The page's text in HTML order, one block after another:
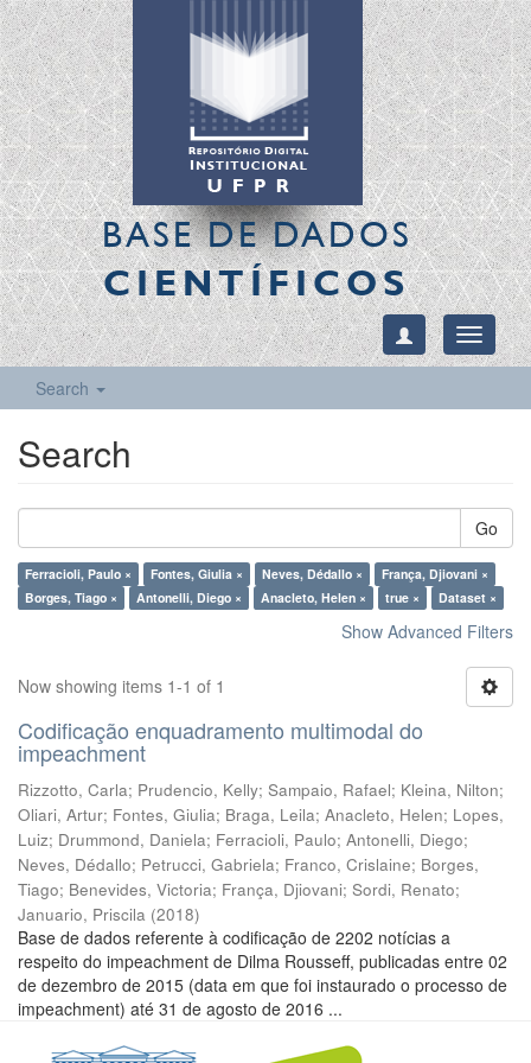
BASE DE DADOS
CIENTÍFICOS
Toggle
Search
Search
Go
Ferracioli, Paulo × Fontes, Giulia × Neves, Dédallo ×
França, Djiovani ×
Borges, Tiago ×
Antonelli, Diego × Anacleto, Helen × true × Dataset ×
Show Advanced Filters
Now showing items 1-1 of 1
Codificação enquadramento multimodal do
impeachment
Rizzotto, Carla; Prudencio, Kelly; Sampaio, Rafael; Kleina, Nilton;
Oliari, Artur; Fontes, Giulia; Braga, Leila; Anacleto, Helen; Lopes,
Luiz; Drummond, Daniela; Ferracioli, Paulo; Antonelli, Diego;
Neves, Dédallo; Petrucci, Gabriela; Franco, Crislaine; Borges,
Tiago; Benevides, Victoria; França, Djiovani; Sordi, Renato;
Januario, Priscila (2018)
Base de dados referente à codificação de 2202 notícias a
respeito do impeachment de Dilma Rousseff, publicadas entre 02
de dezembro de 2015 (data em que foi instaurado o processo de
impeachment) até 31 de agosto de 2016 ...